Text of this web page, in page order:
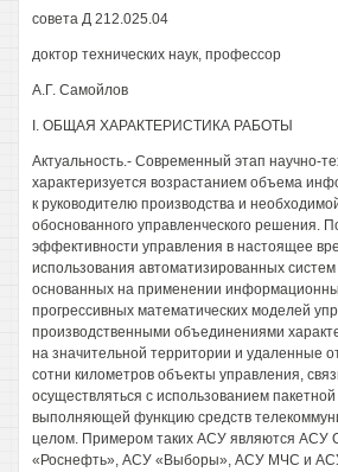
совета Д 212.025.04
доктор технических наук, профессор
А.Г. Самойлов
I. ОБЩАЯ ХАРАКТЕРИСТИКА РАБОТЫ
Актуальность.- Современный этап научно-
характеризуется возрастанием объема
к руководителю производства и
обоснованного управленческого решения.
эффективности управления в настоящее
использования автоматизированных
основанных на применении
прогрессивных математических моделей
производственными объединениями
на значительной территории и удаленные
сотни километров объекты управления,
осуществляться с использованием
выполняющей функцию средств
целом. Примером таких АСУ являются АСУ
«Роснефть», АСУ «Выборы», АСУ МЧС и